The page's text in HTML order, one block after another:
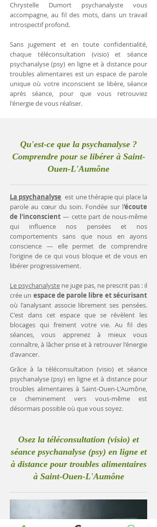
Chrystelle Dumort psychanalyste vous
accompagne, au fil des mots, dans un travail
introspectif profond.
Sans jugement et en toute confidentialité,
chaque téléconsultation (visio) et séance
psychanalyse (psy) en ligne et à distance pour
troubles alimentaires est un espace de parole
unique où votre inconscient se libère, séance
après séance, pour que vous retrouviez
l'énergie de vous réaliser.
Qu'est-ce que la psychanalyse ?
Comprendre pour se libérer à Saint-
Ouen-L'Aumône
La psychanalyse est une thérapie qui place la
parole au cœur du soin. Fondée sur l'écoute
de l'inconscient— cette part de nous-même
qui influence nos pensées et nos
comportements sans que nous en ayons
conscience — elle permet de comprendre
l'origine de ce qui vous bloque et de vous en
libérer progressivement.
Le psychanalyste ne juge pas, ne prescrit pas : il
crée un espace de parole libre et sécurisant
où l'analysant associe librement ses pensées.
C'est dans cet espace que se révèlent les
blocages qui freinent votre vie. Au fil des
séances, vous apprenez à mieux vous
connaître, à lâcher prise et à retrouver l'énergie
d'avancer.
Grâce à la téléconsultation (visio) et séance
psychanalyse (psy) en ligne et à distance pour
troubles alimentaires à Saint-Ouen-L'Aumône,
ce cheminement vers vous-même est
désormais possible où que vous soyez.
Osez la téléconsultation (visio) et
séance psychanalyse (psy) en ligne et
à distance pour troubles alimentaires
à Saint-Ouen-L'Aumône